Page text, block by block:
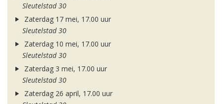
Sleutelstad 30
Zaterdag 17 mei, 17.00 uur
Sleutelstad 30
Zaterdag 10 mei, 17.00 uur
Sleutelstad 30
Zaterdag 3 mei, 17.00 uur
Sleutelstad 30
Zaterdag 26 april, 17.00 uur